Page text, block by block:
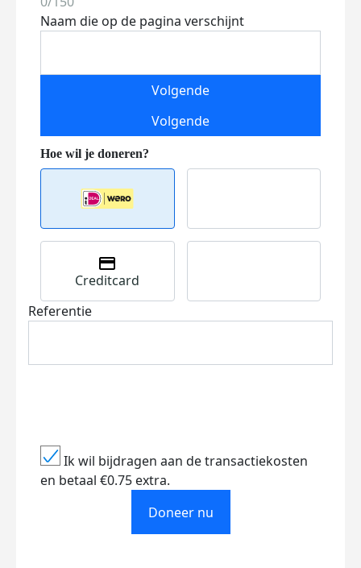
Naam die op de pagina verschijnt
Volgende
Volgende
Creditcard
Referentie
Ik wil bijdragen aan de transactiekosten
en betaal €0.75 extra.
Doneer nu